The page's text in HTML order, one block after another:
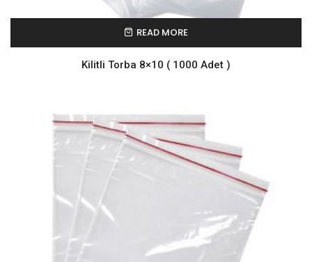
READ MORE
Kilitli Torba 8×10 ( 1000 Adet )